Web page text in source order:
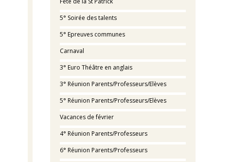
5° Soirée des talents
5° Epreuves communes
Carnaval
3° Euro Théâtre en anglais
3° Réunion Parents/Professeurs/Elèves
5° Réunion Parents/Professeurs/Elèves
Vacances de février
4° Réunion Parents/Professeurs
6° Réunion Parents/Professeurs